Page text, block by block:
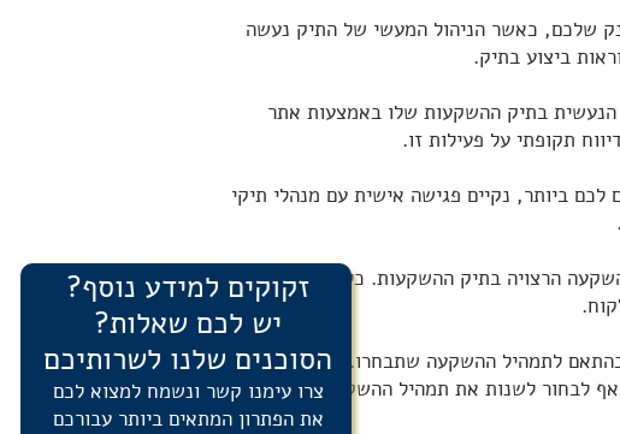
זקוקים למידע נוסף?
יש לכם שאלות?
הסוכנים שלנו לשרותיכם
צרו עימנו קשר ונשמח למצוא לכם
את הפתרון המתאים ביותר עבורכם
שלכם, כאשר הניהול המעשי של התיק נעשה
ביצוע בתיק.
הנעשית בתיק ההשקעות שלו באמצעות אתר
תקופתי על פעילות זו.
ביותר, נקיים פגישה אישית עם מנהלי תיקי
הרצויה בתיק ההשקעות. כל זאת לאחר
לתמהיל ההשקעה שתבחרו. מעתה ואילך
לבחור לשנות את תמהיל ההשקעה.